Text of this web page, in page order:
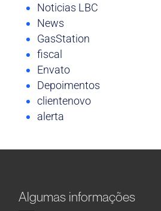
Noticias LBC
News
GasStation
fiscal
Envato
Depoimentos
clientenovo
alerta
Algumas informações